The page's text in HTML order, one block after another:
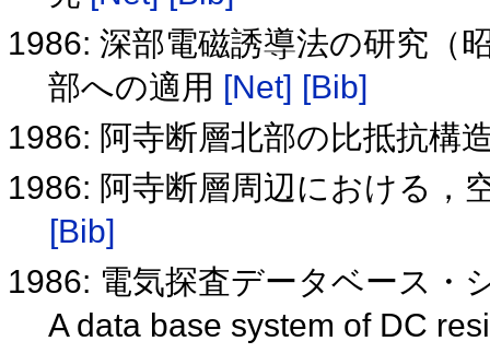
1986: 深部電磁誘導法の研究（
部への適用 [Net] [Bib]
1986: 阿寺断層北部の比抵抗構
1986: 阿寺断層周辺における，
[Bib]
1986: 電気探査データベース・
A data base system of DC